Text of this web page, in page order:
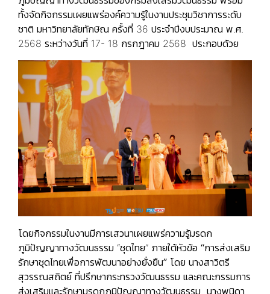
ทั้งจัดกิจกรรมเผยแพร่องค์ความรู้ในงานประชุมวิชาการระดับ
ชาติ มหาวิทยาลัยทักษิณ ครั้งที่ 36 ประจำปีงบประมาณ พ.ศ.
2568 ระหว่างวันที่ 17- 18 กรกฎาคม 2568 ประกอบด้วย
โดยกิจกรรมในงานมีการเสวนาเผยแพร่ความรู้มรดก
ภูมิปัญญาทางวัฒนธรรม “ชุดไทย” ภายใต้หัวข้อ “การส่งเสริม
รักษาชุดไทยเพื่อการพัฒนาอย่างยั่งยืน” โดย นางสาวิตรี
สุวรรณสถิตย์ ที่ปรึกษากระทรวงวัฒนธรรม และคณะกรรมการ
ส่งเสริมและรักษามรดกภูมิปัญญาทางวัฒนธรรม นางพนิดา